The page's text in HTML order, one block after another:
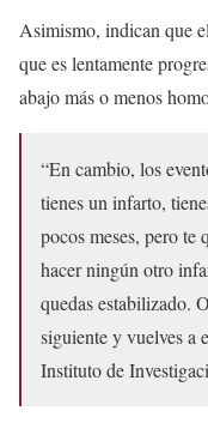
Asimismo, indican que el
que es lentamente
abajo más o menos
“En cambio, los
tienes un infarto,
pocos meses, pero te
hacer ningún otro
quedas estabilizado.
siguiente y vuelves a
Instituto de